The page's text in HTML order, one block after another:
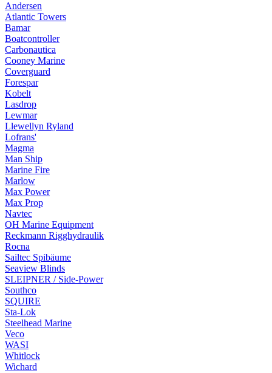
Andersen
Atlantic Towers
Bamar
Boatcontroller
Carbonautica
Cooney Marine
Coverguard
Forespar
Kobelt
Lasdrop
Lewmar
Llewellyn Ryland
Lofrans'
Magma
Man Ship
Marine Fire
Marlow
Max Power
Max Prop
Navtec
OH Marine Equipment
Reckmann Rigghydraulik
Rocna
Sailtec Spibäume
Seaview Blinds
SLEIPNER / Side-Power
Southco
SQUIRE
Sta-Lok
Steelhead Marine
Veco
WASI
Whitlock
Wichard